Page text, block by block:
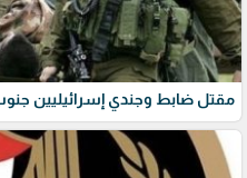
مقتل ضابط وجندي إسرائيليين